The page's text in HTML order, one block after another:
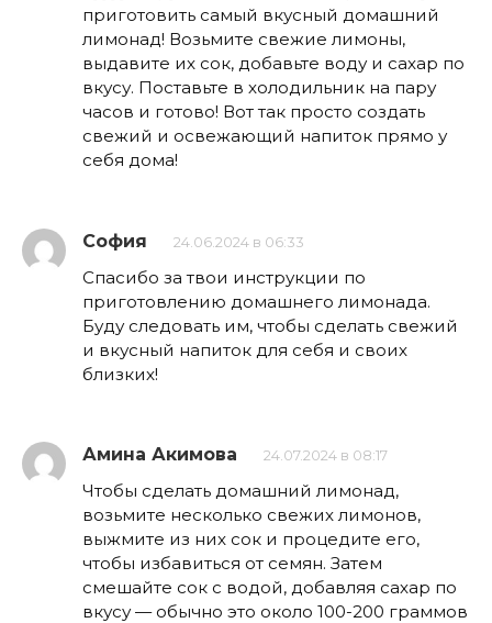
приготовить самый вкусный домашний
лимонад! Возьмите свежие лимоны,
выдавите их сок, добавьте воду и сахар по
вкусу. Поставьте в холодильник на пару
часов и готово! Вот так просто создать
свежий и освежающий напиток прямо у
себя дома!
София 24.06.2024 в 06:33
Спасибо за твои инструкции по
приготовлению домашнего лимонада.
Буду следовать им, чтобы сделать свежий
и вкусный напиток для себя и своих
близких!
Амина Акимова 24.07.2024 в 08:17
Чтобы сделать домашний лимонад,
возьмите несколько свежих лимонов,
выжмите из них сок и процедите его,
чтобы избавиться от семян. Затем
смешайте сок с водой, добавляя сахар по
вкусу — обычно это около 100-200 граммов